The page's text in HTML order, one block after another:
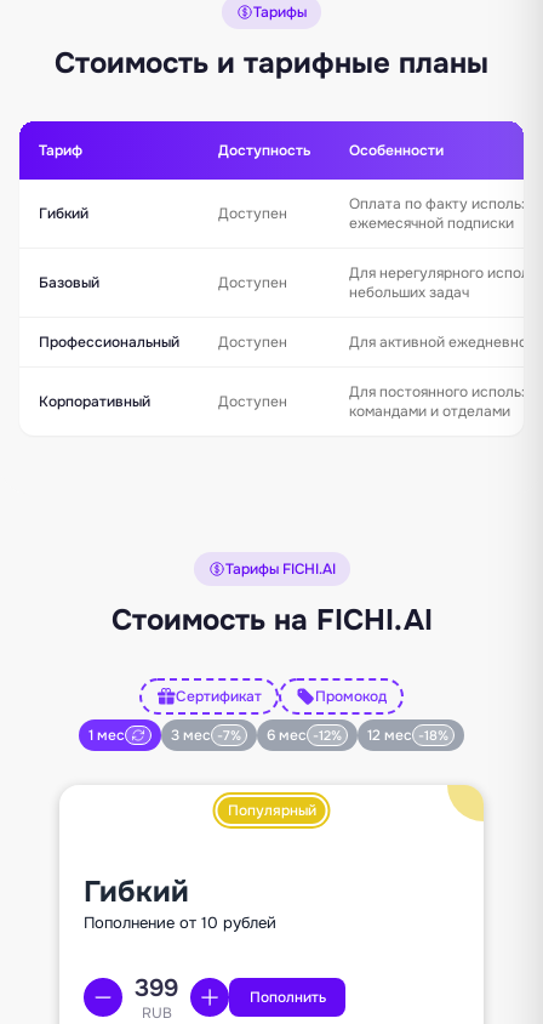
Тарифы
Стоимость и тарифные планы
Тариф Доступность Особенности
Гибкий Доступен
Оплата по факту
ежемесячной подписки
Базовый Доступен
Для нерегулярного
небольших задач
Профессиональный Доступен Для активной ежедневной
Корпоративный Доступен
Для постоянного
командами и отделами
Тарифы FICHI.AI
Стоимость на FICHI.AI
Сертификат
1 мес
3 мес -7% 6 мес -12% 12 мес -18%
Промокод
Популярный
Гибкий
Пополнение от 10 рублей
RUB
Пополнить